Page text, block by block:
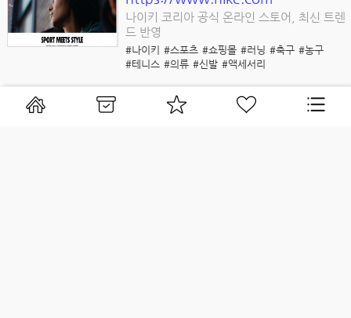
나이키 코리아 공식 온라인 스토어, 최신 트렌
드 반영
#나이키 #스포츠 #쇼핑몰 #러닝 #축구 #농구
#테니스 #의류 #신발 #액세서리
https://www.wconcept.co.kr